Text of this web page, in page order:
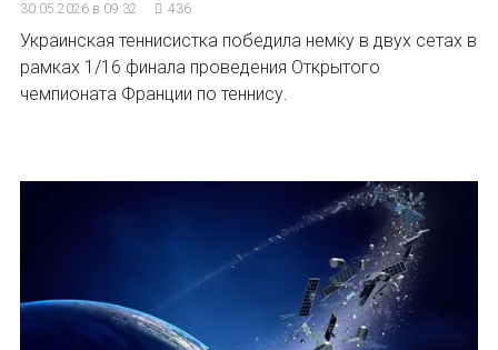
30.05.2026 в 09:32 436
Украинская теннисистка победила немку в двух сетах в
рамках 1/16 финала проведения Открытого
чемпионата Франции по теннису.